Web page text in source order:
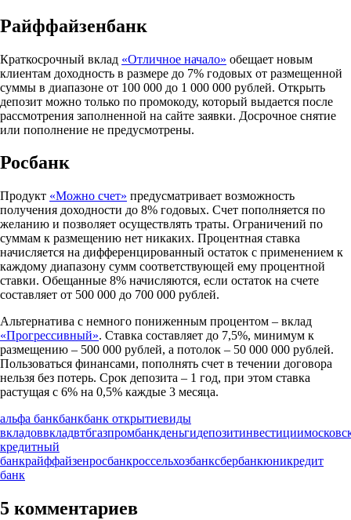
Райффайзенбанк
Краткосрочный вклад «Отличное начало» обещает новым
клиентам доходность в размере до 7% годовых от размещенной
суммы в диапазоне от 100 000 до 1 000 000 рублей. Открыть
депозит можно только по промокоду, который выдается после
рассмотрения заполненной на сайте заявки. Досрочное снятие
или пополнение не предусмотрены.
Росбанк
Продукт «Можно счет» предусматривает возможность
получения доходности до 8% годовых. Счет пополняется по
желанию и позволяет осуществлять траты. Ограничений по
суммам к размещению нет никаких. Процентная ставка
начисляется на дифференцированный остаток с применением к
каждому диапазону сумм соответствующей ему процентной
ставки. Обещанные 8% начисляются, если остаток на счете
составляет от 500 000 до 700 000 рублей.
Альтернатива с немного пониженным процентом – вклад
«Прогрессивный». Ставка составляет до 7,5%, минимум к
размещению – 500 000 рублей, а потолок – 50 000 000 рублей.
Пользоваться финансами, пополнять счет в течении договора
нельзя без потерь. Срок депозита – 1 год, при этом ставка
растущая с 6% на 0,5% каждые 3 месяца.
альфа банкбанкбанк открытиевиды
вкладоввкладвтбгазпромбанкденьгидепозитинвестиции
кредитный
банкрайффайзенросбанкроссельхозбанксбербанкюникредит
банк
5 комментариев